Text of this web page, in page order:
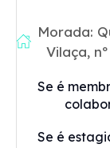
Morada:
Vilaça,
Se é
Se é